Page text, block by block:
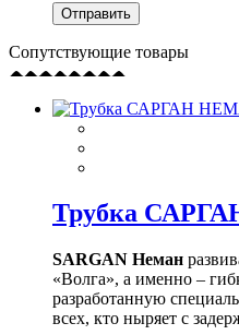
Сопутствующие товары
Трубка
SARGAN Неман
«Волга», а именно –
разработанную
всех, кто ныряет с